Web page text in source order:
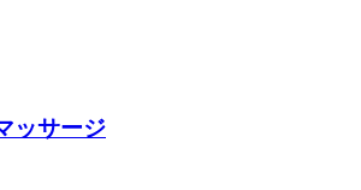
ッサージ